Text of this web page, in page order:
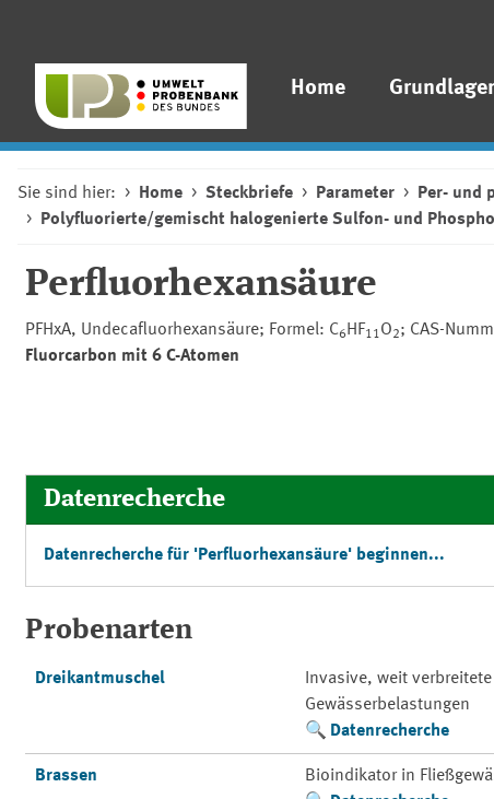
Home
Sie sind hier: Home Steckbriefe Parameter Per- und
Polyfluorierte/gemischt halogenierte Sulfon- und
Perfluorhexansäure
PFHxA, Undecafluorhexansäure; Formel: C6 HF11O2; CAS-
Fluorcarbon mit 6 C-Atomen
Datenrecherche
Datenrecherche für 'Perfluorhexansäure' beginnen...
Probenarten
Dreikantmuschel
Invasive, weit
Gewässerbelastungen
Datenrecherche
Brassen
Bioindikator in